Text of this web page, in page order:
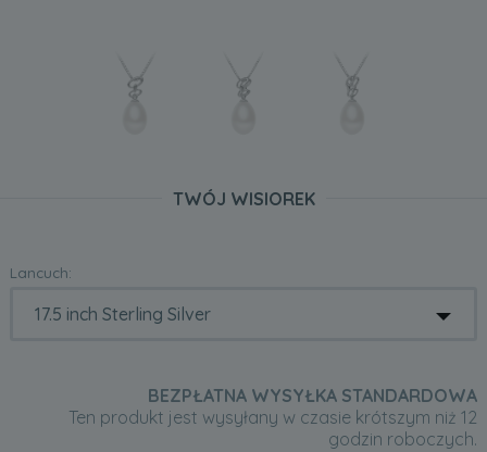
TWÓJ WISIOREK
Lancuch:
BEZPŁATNA WYSYŁKA STANDARDOWA
Ten produkt jest wysyłany w czasie krótszym niż 12
godzin roboczych.